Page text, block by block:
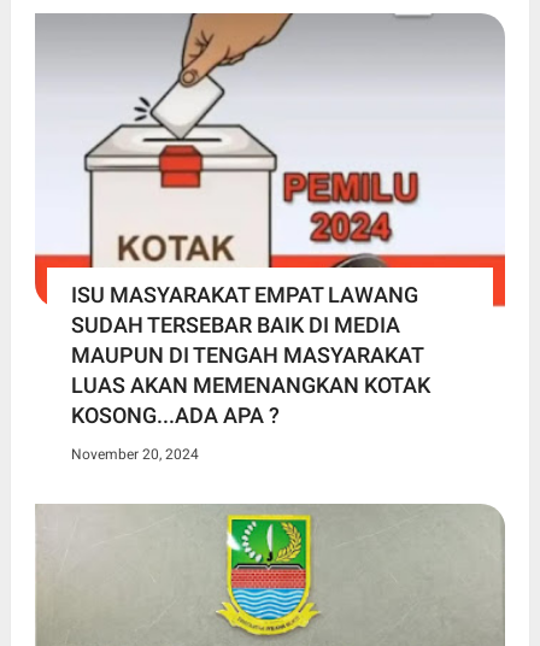
ISU MASYARAKAT EMPAT LAWANG
SUDAH TERSEBAR BAIK DI MEDIA
MAUPUN DI TENGAH MASYARAKAT
LUAS AKAN MEMENANGKAN KOTAK
KOSONG...ADA APA ?
November 20, 2024